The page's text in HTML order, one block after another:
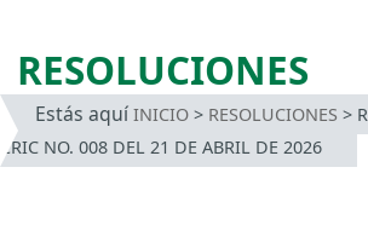
RESOLUCIONES
Estás aquí INICIO> RESOLUCIONES >
CRIC NO. 008 DEL 21 DE ABRIL DE 2026